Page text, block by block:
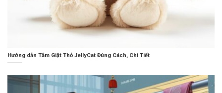
Hướng dẫn Tắm Giặt Thỏ JellyCat Đúng Cách, Chi Tiết